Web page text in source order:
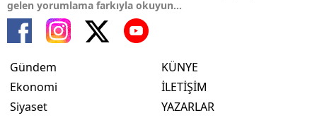
gelen yorumlama farkıyla okuyun...
Gündem
Ekonomi
Siyaset
KÜNYE
İLETİŞİM
YAZARLAR